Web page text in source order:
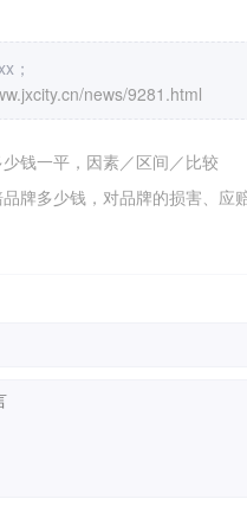
；
news/9281.html
钱一平，因素／区间／比较
牌多少钱，对品牌的损害、应